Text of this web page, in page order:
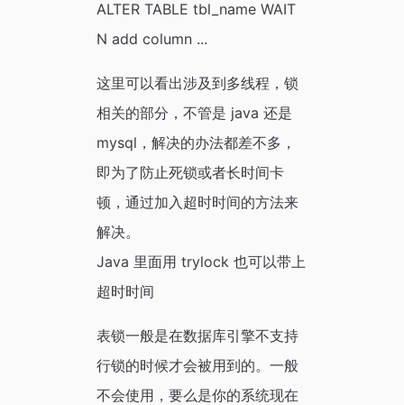
ALTER TABLE tbl_name WAIT
N add column ...
这里可以看出涉及到多线程，锁
相关的部分，不管是 java 还是
mysql，解决的办法都差不多，
即为了防止死锁或者长时间卡
顿，通过加入超时时间的方法来
解决。
Java 里面用 trylock 也可以带上
超时时间
表锁一般是在数据库引擎不支持
行锁的时候才会被用到的。一般
不会使用，要么是你的系统现在